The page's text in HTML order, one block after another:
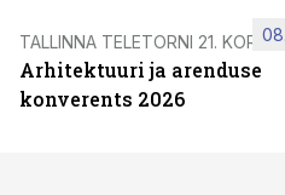
TALLINNA TELETORNI 21.
Arhitektuuri ja arenduse
konverents 2026